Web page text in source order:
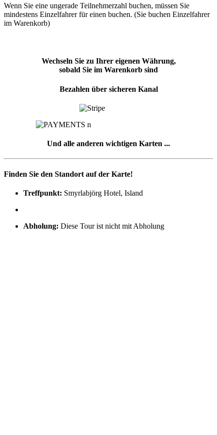
Wenn Sie eine ungerade Teilnehmerzahl buchen, müssen Sie
mindestens Einzelfahrer für einen buchen. (Sie buchen Einzelfahrer
im Warenkorb)
Wechseln Sie zu Ihrer eigenen Währung,
sobald Sie im Warenkorb sind
Bezahlen über sicheren Kanal
Und alle anderen wichtigen Karten ...
Finden Sie den Standort auf der Karte!
Treffpunkt: Smyrlabjörg Hotel, Island
Abholung: Diese Tour ist nicht mit Abholung